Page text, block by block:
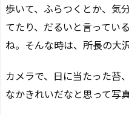
歩いて、ふらつくとか、気
てたり、だるいと言ってい
ね。そんな時は、所長の大
カメラで、日に当たった苔
なかきれいだなと思って写